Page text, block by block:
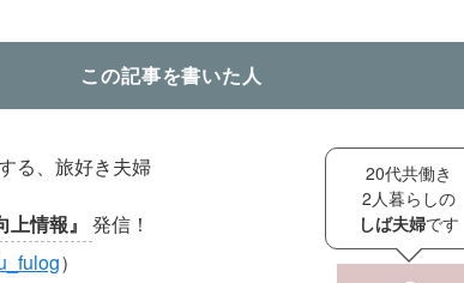
この記事を書いた人
る、旅好き夫婦
上情報』 発信！
）
20代共働き
2人暮らしの
しば夫婦です